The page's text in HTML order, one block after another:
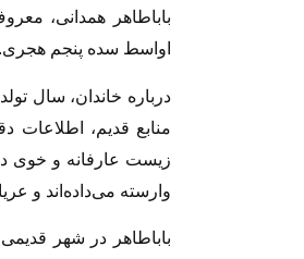
باباطاهر همدانی،
اواسط سده پنجم هجری.
درباره خاندان، سال‌
منابع‌ قدیم‌، اطلاعات‌
زیست عارفانه و خوی
وارسته می‌داده‌اند و
باباطاهر در شهر